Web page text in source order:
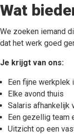
Wat
We zoeken iemand
dat het werk goed
Je krijgt van ons:
Een fijne werkplek
Elke avond thuis
Salaris afhankelijk
Een gezellig team
Uitzicht op een